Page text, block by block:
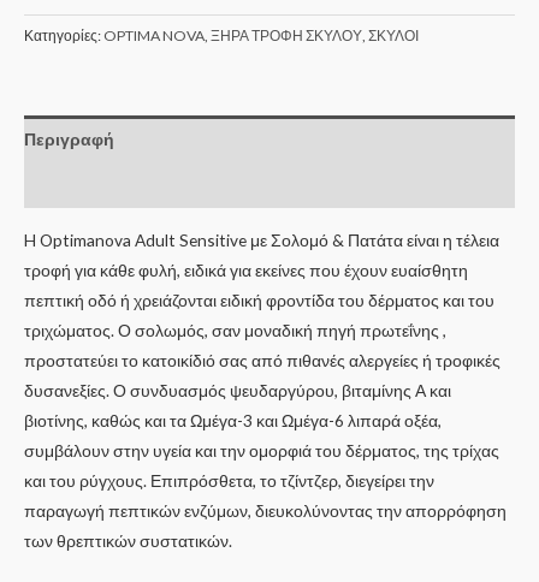
Κατηγορίες: OPTIMA NOVA, ΞΗΡΑ ΤΡΟΦΗ ΣΚΥΛΟΥ, ΣΚΥΛΟΙ
Περιγραφή
H Optimanova Adult Sensitive με Σολομό & Πατάτα είναι η τέλεια
τροφή για κάθε φυλή, ειδικά για εκείνες που έχουν ευαίσθητη
πεπτική οδό ή χρειάζονται ειδική φροντίδα του δέρματος και του
τριχώματος. Ο σολωμός, σαν μοναδική πηγή πρωτεΐνης ,
προστατεύει το κατοικίδιό σας από πιθανές αλεργείες ή τροφικές
δυσανεξίες. Ο συνδυασμός ψευδαργύρου, βιταμίνης Α και
βιοτίνης, καθώς και τα Ωμέγα-3 και Ωμέγα-6 λιπαρά οξέα,
συμβάλουν στην υγεία και την ομορφιά του δέρματος, της τρίχας
και του ρύγχους. Επιπρόσθετα, το τζίντζερ, διεγείρει την
παραγωγή πεπτικών ενζύμων, διευκολύνοντας την απορρόφηση
των θρεπτικών συστατικών.